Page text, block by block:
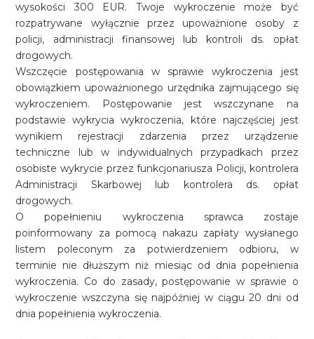
wysokości 300 EUR. Twoje wykroczenie może być
rozpatrywane wyłącznie przez upoważnione osoby z
policji, administracji finansowej lub kontroli ds. opłat
drogowych.
Wszczęcie postępowania w sprawie wykroczenia jest
obowiązkiem upoważnionego urzędnika zajmującego się
wykroczeniem. Postępowanie jest wszczynane na
podstawie wykrycia wykroczenia, które najczęściej jest
wynikiem rejestracji zdarzenia przez urządzenie
techniczne lub w indywidualnych przypadkach przez
osobiste wykrycie przez funkcjonariusza Policji, kontrolera
Administracji Skarbowej lub kontrolera ds. opłat
drogowych.
O popełnieniu wykroczenia sprawca zostaje
poinformowany za pomocą nakazu zapłaty wysłanego
listem poleconym za potwierdzeniem odbioru, w
terminie nie dłuższym niż miesiąc od dnia popełnienia
wykroczenia. Co do zasady, postępowanie w sprawie o
wykroczenie wszczyna się najpóźniej w ciągu 20 dni od
dnia popełnienia wykroczenia.